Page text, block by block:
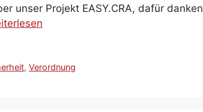
unser Projekt EASY.CRA, dafür danken
,Verordnung